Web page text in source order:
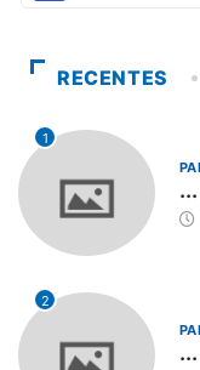
RECENTES
1
...
2
...